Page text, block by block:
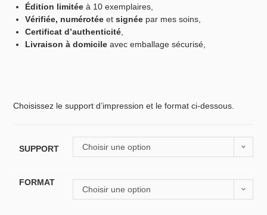
Édition limitéeà 10 exemplaires,
Vérifiée, numérotée etsignée par mes soins,
Certificat d’authenticité,
Livraison à domicile avec emballage sécurisé,
Choisissez le support d’impression et le format ci-dessous.
SUPPORT Choisir une option
FORMAT
Choisir une option